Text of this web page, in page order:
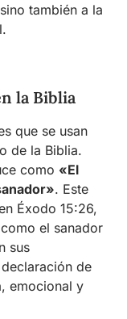
también a la
la Biblia
que se usan
de la Biblia.
como «El
. Este
Éxodo 15:26,
el sanador
sus
de
emocional y